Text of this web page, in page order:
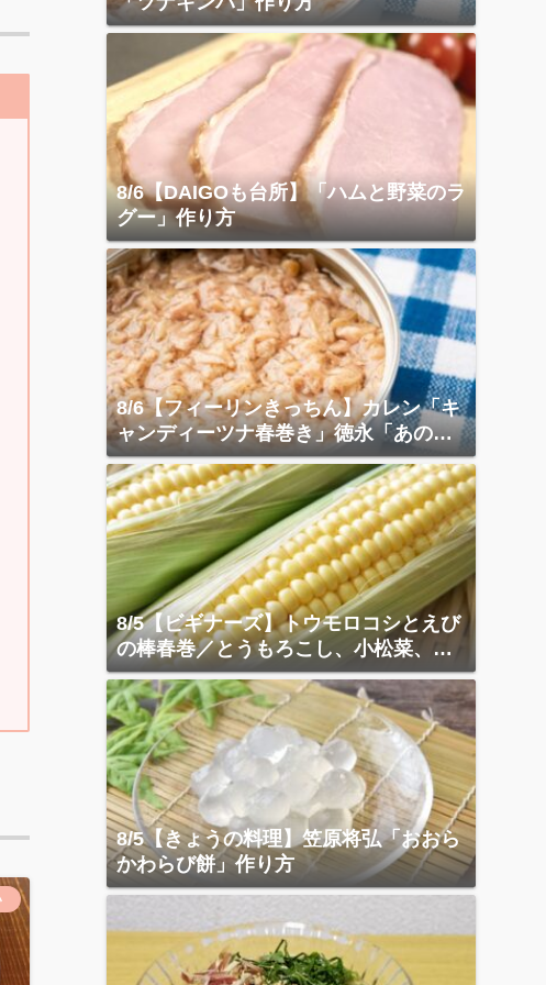
8/6【DAIGOも台所】「ハムと野菜のラ
グー」作り方
8/6【フィーリンきっちん】カレン「キ
ャンディーツナ春巻き」徳永「あの店
の天津飯」
8/5【ビギナーズ】トウモロコシとえび
の棒春巻／とうもろこし、小松菜、ベ
ーコン炒め
8/5【きょうの料理】笠原将弘「おおら
かわらび餅」作り方